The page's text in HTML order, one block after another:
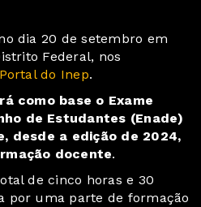
dia 20 de setembro em
Federal, nos
Portal do Inep.
como base o Exame
de Estudantes (Enade)
desde a edição de 2024,
docente.
de cinco horas e 30
por uma parte de formação